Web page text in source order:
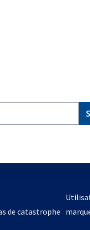
de catastrophe